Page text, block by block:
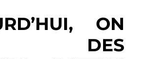
ON
DES